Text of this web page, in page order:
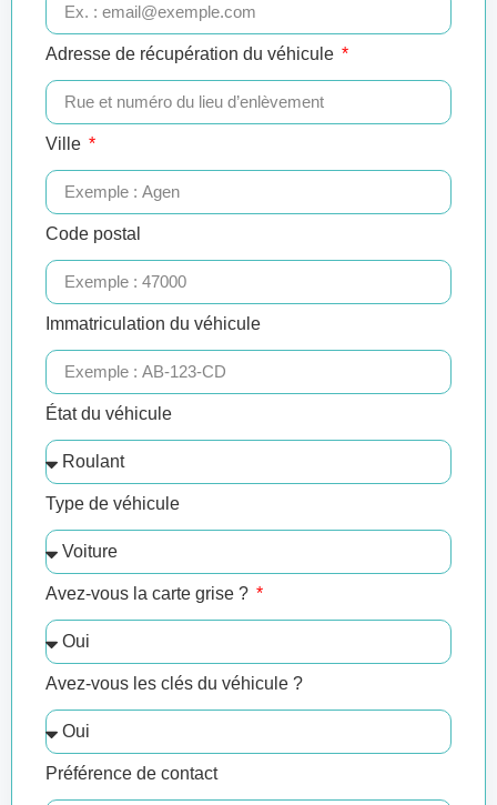
Adresse de récupération du véhicule
Ville
Code postal
Immatriculation du véhicule
État du véhicule
Type de véhicule
Avez-vous la carte grise ?
Avez-vous les clés du véhicule ?
Préférence de contact